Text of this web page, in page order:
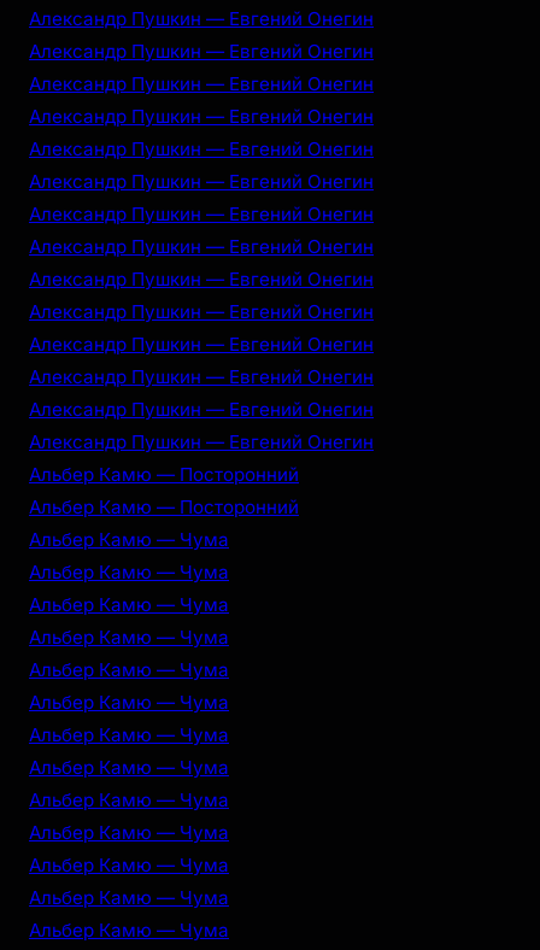
Александр Пушкин — Евгений Онегин
Александр Пушкин — Евгений Онегин
Александр Пушкин — Евгений Онегин
Александр Пушкин — Евгений Онегин
Александр Пушкин — Евгений Онегин
Александр Пушкин — Евгений Онегин
Александр Пушкин — Евгений Онегин
Александр Пушкин — Евгений Онегин
Александр Пушкин — Евгений Онегин
Александр Пушкин — Евгений Онегин
Александр Пушкин — Евгений Онегин
Александр Пушкин — Евгений Онегин
Александр Пушкин — Евгений Онегин
Александр Пушкин — Евгений Онегин
Альбер Камю — Посторонний
Альбер Камю — Посторонний
Альбер Камю — Чума
Альбер Камю — Чума
Альбер Камю — Чума
Альбер Камю — Чума
Альбер Камю — Чума
Альбер Камю — Чума
Альбер Камю — Чума
Альбер Камю — Чума
Альбер Камю — Чума
Альбер Камю — Чума
Альбер Камю — Чума
Альбер Камю — Чума
Альбер Камю — Чума